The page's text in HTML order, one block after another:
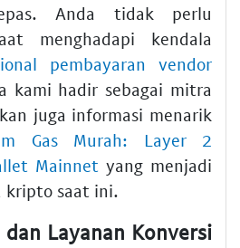
Anda tidak perlu
menghadapi kendala
pembayaran vendor
kami hadir sebagai mitra
juga informasi menarik
Gas Murah: Layer 2
Mainnet yang menjadi
kripto saat ini.
dan Layanan Konversi